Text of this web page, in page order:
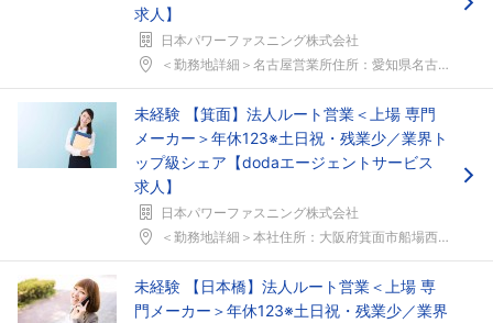
求人】
日本パワーファスニング株式会社
＜勤務地詳細＞名古屋営業所住所：愛知県名古屋市千種...
未経験 【箕面】法人ルート営業＜上場 専門
メーカー＞年休123※土日祝・残業少／業界ト
ップ級シェア【dodaエージェントサービス
求人】
日本パワーファスニング株式会社
＜勤務地詳細＞本社住所：大阪府箕面市船場西1-8-...
未経験 【日本橋】法人ルート営業＜上場 専
門メーカー＞年休123※土日祝・残業少／業界